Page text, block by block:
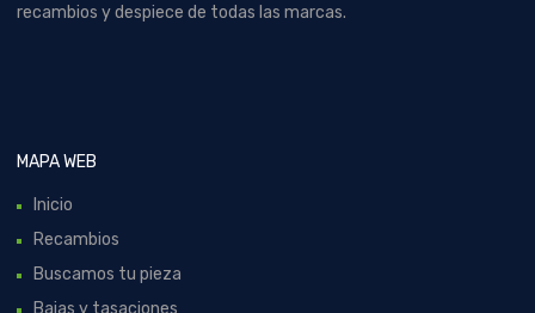
recambios y despiece de todas las marcas.
MAPA WEB
Inicio
Recambios
Buscamos tu pieza